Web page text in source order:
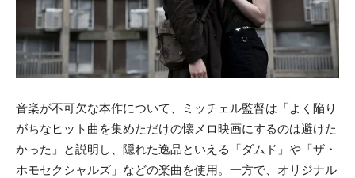
音楽が不可欠な本作について、ミッチェル監督は「よく陥り
がちなヒット曲を集めただけの懐メロ映画にするのは避けた
かった 」と説明し、隠れた逸品といえる「ダムド」 や「ザ・
ホモセクシャルズ」 などの楽曲を使用。一方で、オリジナル